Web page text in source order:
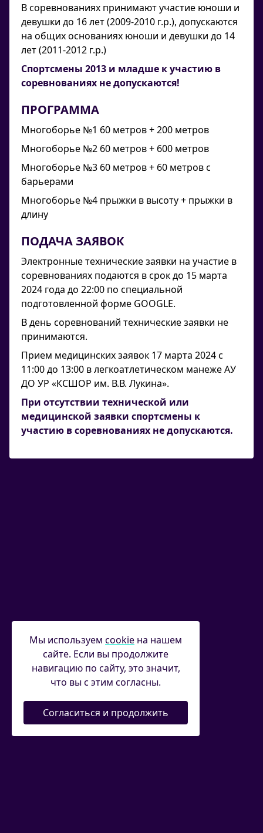
В соревнованиях принимают участие юноши и
девушки до 16 лет (2009-2010 г.р.), допускаются
на общих основаниях юноши и девушки до 14
лет (2011-2012 г.р.)
Спортсмены 2013 и младше к участию в
соревнованиях не допускаются!
ПРОГРАММА
Многоборье №1 60 метров + 200 метров
Многоборье №2 60 метров + 600 метров
Многоборье №3 60 метров + 60 метров с
барьерами
Многоборье №4 прыжки в высоту + прыжки в
длину
ПОДАЧА ЗАЯВОК
Электронные технические заявки на участие в
соревнованиях подаются в срок до 15 марта
2024 года до 22:00 по специальной
подготовленной форме GOOGLE.
В день соревнований технические заявки не
принимаются.
Прием медицинских заявок 17 марта 2024 с
11:00 до 13:00 в легкоатлетическом манеже АУ
ДО УР «КСШОР им. В.В. Лукина».
При отсутствии технической или
медицинской заявки спортсмены к
участию в соревнованиях не допускаются.
Мы используем cookie на нашем
сайте. Если вы продолжите
навигацию по сайту, это значит,
что вы с этим согласны.
Согласиться и продолжить